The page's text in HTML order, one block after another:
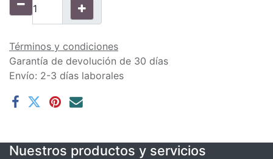
Términos y condiciones
Garantía de devolución de 30 días
Envío: 2-3 días laborales
Nuestros productos y servicios